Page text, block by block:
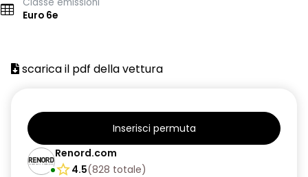
Euro 6e
scarica il pdf della vettura
Inserisci permuta
Renord.com
4.5(828 totale)